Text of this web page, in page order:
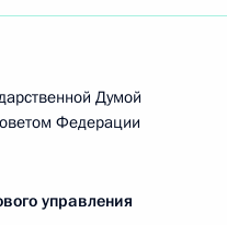
Думой
Федерации
управления